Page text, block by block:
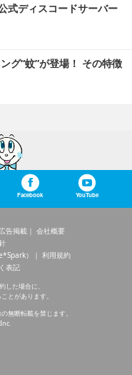
ディスコードサーバー
グ“蚊”が登場！ その特徴
Facebook YouTube
広告掲載
会社概要
）
利用規約
表記
た場合に、
とがあります。
無断転載を禁じます。